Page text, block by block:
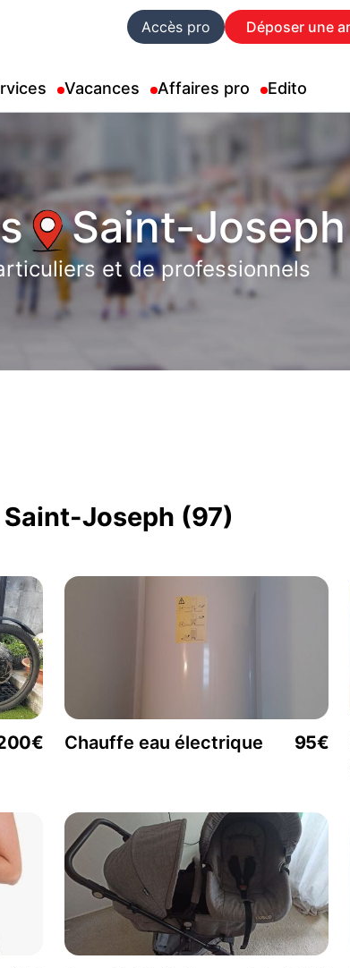
Accès pro Déposer une
Vacances Affaires pro Edito
Saint-
et de professionnels
Saint-Joseph (97)
Chauffe eau électrique 95€